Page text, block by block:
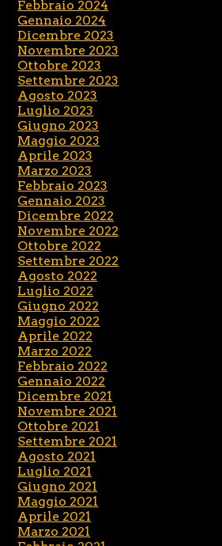
Febbraio 2024
Gennaio 2024
Dicembre 2023
Novembre 2023
Ottobre 2023
Settembre 2023
Agosto 2023
Luglio 2023
Giugno 2023
Maggio 2023
Aprile 2023
Marzo 2023
Febbraio 2023
Gennaio 2023
Dicembre 2022
Novembre 2022
Ottobre 2022
Settembre 2022
Agosto 2022
Luglio 2022
Giugno 2022
Maggio 2022
Aprile 2022
Marzo 2022
Febbraio 2022
Gennaio 2022
Dicembre 2021
Novembre 2021
Ottobre 2021
Settembre 2021
Agosto 2021
Luglio 2021
Giugno 2021
Maggio 2021
Aprile 2021
Marzo 2021